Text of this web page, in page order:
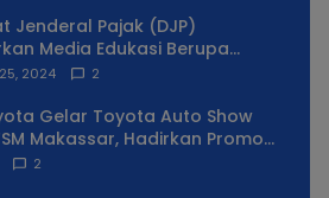
Jenderal Pajak (DJP)
Media Edukasi Berupa
Coretax
2024 2
Gelar Toyota Auto Show
Makassar, Hadirkan Promo
2